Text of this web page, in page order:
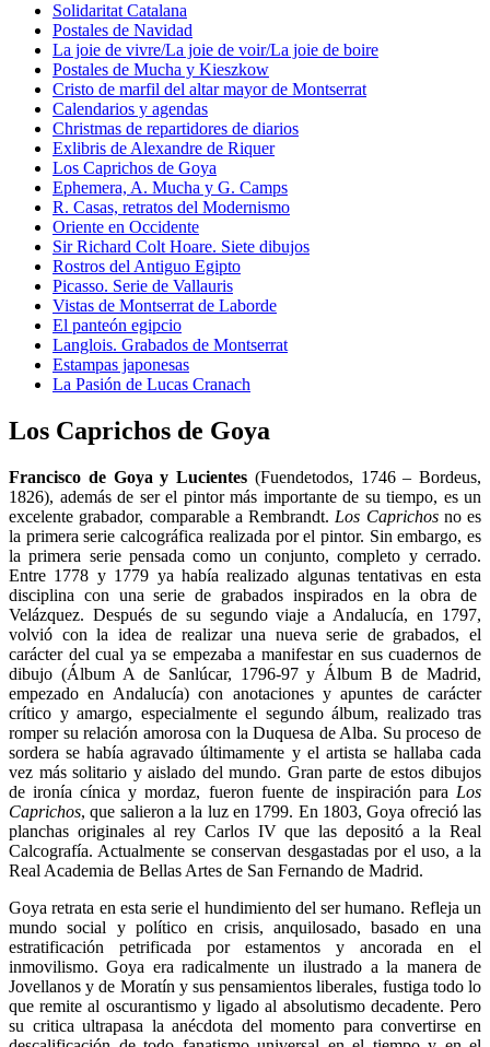
Solidaritat Catalana
Postales de Navidad
La joie de vivre/La joie de voir/La joie de boire
Postales de Mucha y Kieszkow
Cristo de marfil del altar mayor de Montserrat
Calendarios y agendas
Christmas de repartidores de diarios
Exlibris de Alexandre de Riquer
Los Caprichos de Goya
Ephemera, A. Mucha y G. Camps
R. Casas, retratos del Modernismo
Oriente en Occidente
Sir Richard Colt Hoare. Siete dibujos
Rostros del Antiguo Egipto
Picasso. Serie de Vallauris
Vistas de Montserrat de Laborde
El panteón egipcio
Langlois. Grabados de Montserrat
Estampas japonesas
La Pasión de Lucas Cranach
Los Caprichos de Goya
Francisco de Goya y Lucientes (Fuendetodos, 1746 – Bordeus,
1826), además de ser el pintor más importante de su tiempo, es un
excelente grabador, comparable a Rembrandt. Los Caprichosno es
la primera serie calcográfica realizada por el pintor. Sin embargo, es
la primera serie pensada como un conjunto, completo y cerrado.
Entre 1778 y 1779 ya había realizado algunas tentativas en esta
disciplina con una serie de grabados inspirados en la obra de
Velázquez. Después de su segundo viaje a Andalucía, en 1797,
volvió con la idea de realizar una nueva serie de grabados, el
carácter del cual ya se empezaba a manifestar en sus cuadernos de
dibujo (Álbum A de Sanlúcar, 1796-97 y Álbum B de Madrid,
empezado en Andalucía) con anotaciones y apuntes de carácter
crítico y amargo, especialmente el segundo álbum, realizado tras
romper su relación amorosa con la Duquesa de Alba. Su proceso de
sordera se había agravado últimamente y el artista se hallaba cada
vez más solitario y aislado del mundo. Gran parte de estos dibujos
de ironía cínica y mordaz, fueron fuente de inspiración para Los
Caprichos, que salieron a la luz en 1799. En 1803, Goya ofreció las
planchas originales al rey Carlos IV que las depositó a la Real
Calcografía. Actualmente se conservan desgastadas por el uso, a la
Real Academia de Bellas Artes de San Fernando de Madrid.
Goya retrata en esta serie el hundimiento del ser humano. Refleja un
mundo social y político en crisis, anquilosado, basado en una
estratificación petrificada por estamentos y ancorada en el
inmovilismo. Goya era radicalmente un ilustrado a la manera de
Jovellanos y de Moratín y sus pensamientos liberales, fustiga todo lo
que remite al oscurantismo y ligado al absolutismo decadente. Pero
su critica ultrapasa la anécdota del momento para convertirse en